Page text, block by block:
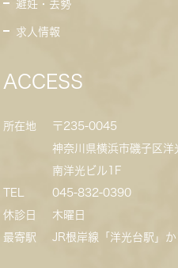
避妊・去勢
求人情報
ACCESS
所在地
〒235-0045
神奈川県横浜市磯子区
南洋光ビル1F
TEL
045-832-0390
休診日
木曜日
最寄駅
JR根岸線「洋光台駅」